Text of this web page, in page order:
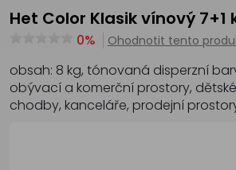
Het Color Klasik vínový 7+1
0% Ohodnotit tento
obsah: 8 kg, tónovaná disperzní
obývací a komerční prostory,
chodby, kanceláře, prodejní